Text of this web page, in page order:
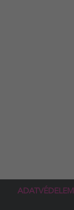
ADATVÉDELEM